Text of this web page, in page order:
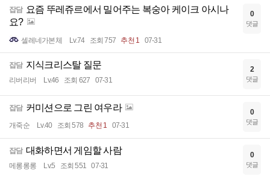
잡담 요즘 뚜레쥬르에서 밀어주는 복숭아 케이크 아시나
요?
셀레네가본체 Lv.74 조회 757 추천 1 07-31
0
댓글
잡담 지식크리스탈 질문
리버리버 Lv.46 조회 627 07-31
2
댓글
잡담 커미션으로 그린 여우라
개죽순 Lv.40 조회 578 추천 1 07-31
0
댓글
잡담 대화하면서 게임할 사람
메롱롱롱 Lv.5 조회 551 07-31
0
댓글